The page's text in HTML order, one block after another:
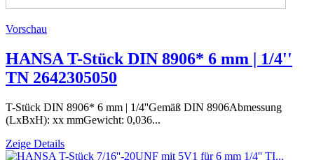
Vorschau
HANSA T-Stück DIN 8906* 6 mm | 1/4''
TN 2642305050
T-Stück DIN 8906* 6 mm | 1/4''Gemäß DIN 8906Abmessung
(LxBxH): xx mmGewicht: 0,036...
Zeige Details